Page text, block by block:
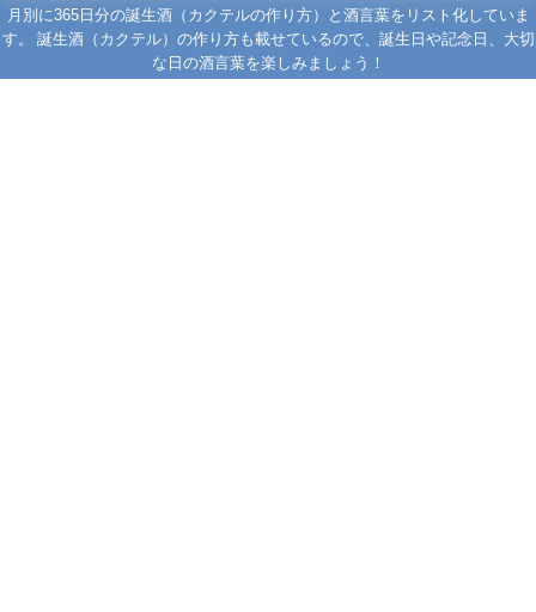
月別に365日分の誕生酒（カクテルの作り方）と酒言葉をリスト化していま
す。 誕生酒（カクテル）の作り方も載せているので、誕生日や記念日、大切
な日の酒言葉を楽しみましょう！